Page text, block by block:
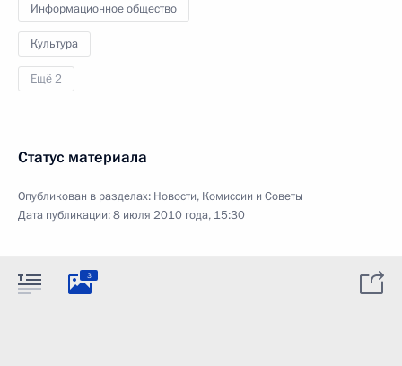
Информационное общество
Культура
Ещё 2
Статус материала
Опубликован в разделах: Новости, Комиссии и Советы
Дата публикации:8 июля 2010 года, 15:30
3